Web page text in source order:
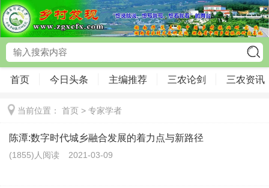
首页 今日头条 主编推荐 三农论剑 三农资讯
当前位置： 首页 > 专家学者
陈潭:数字时代城乡融合发展的着力点与新路径
(1855)人阅读 2021-03-09